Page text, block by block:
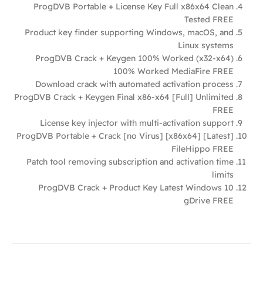
ProgDVB Portable + License Key Full x86x64 Clean
Tested FREE
Product key finder supporting Windows, macOS, and
Linux systems
ProgDVB Crack + Keygen 100% Worked (x32-x64)
100% Worked MediaFire FREE
Download crack with automated activation process
ProgDVB Crack + Keygen Final x86-x64 [Full] Unlimited
FREE
License key injector with multi-activation support
ProgDVB Portable + Crack [no Virus] [x86x64] [Latest]
FileHippo FREE
Patch tool removing subscription and activation time
limits
ProgDVB Crack + Product Key Latest Windows 10
gDrive FREE